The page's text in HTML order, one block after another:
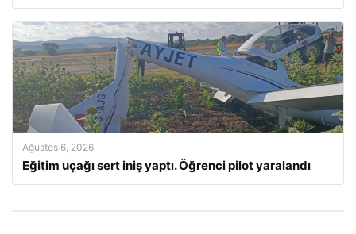
Ağustos 6, 2026
Eğitim uçağı sert iniş yaptı. Öğrenci pilot yaralandı